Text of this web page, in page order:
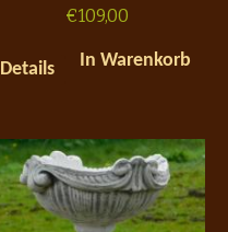
€109,00
Details In Warenkorb